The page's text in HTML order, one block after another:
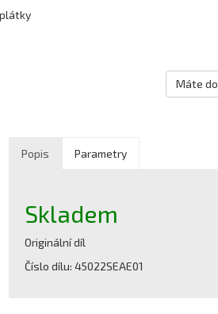
Máte
Popis Parametry
Skladem
Originální díl
Číslo dílu: 45022SEAE01